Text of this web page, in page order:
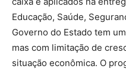
Educação, Saúde,
Governo do Estado tem
mas com limitação de
situação econômica. O